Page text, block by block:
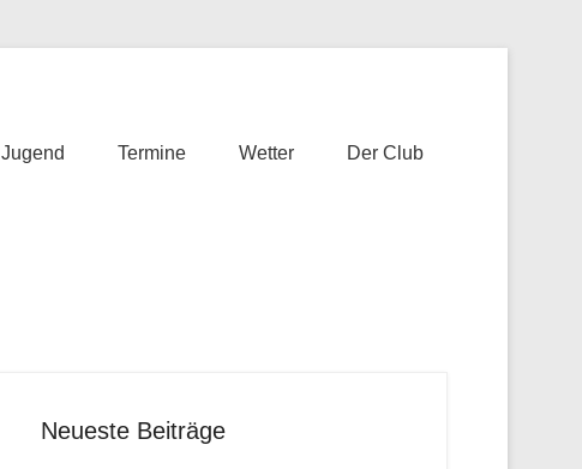
Jugend Termine Wetter Der Club
Neueste Beiträge